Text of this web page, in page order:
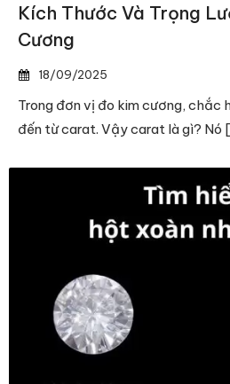
Kích Thước Và Trọng
Cương
18/09/2025
Trong đơn vị đo kim cương, chắc
đến từ carat. Vậy carat là gì? Nó